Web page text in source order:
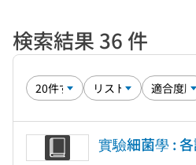
検索結果 36 件
實驗細菌學 :